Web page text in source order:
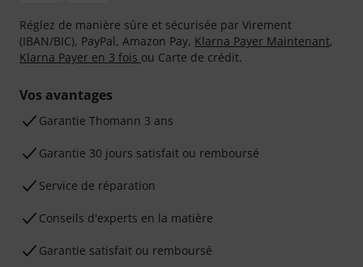
Réglez de manière sûre et sécurisée par Virement
(IBAN/BIC), PayPal, Amazon Pay, Klarna Payer Maintenant,
Klarna Payer en 3 fois ou Carte de crédit.
Vos avantages
Ga­ran­tie Thomann 3 ans
Garantie 30 jours satisfait ou remboursé
Service de réparation
Conseils d'experts en la matière
Garantie satisfait ou remboursé